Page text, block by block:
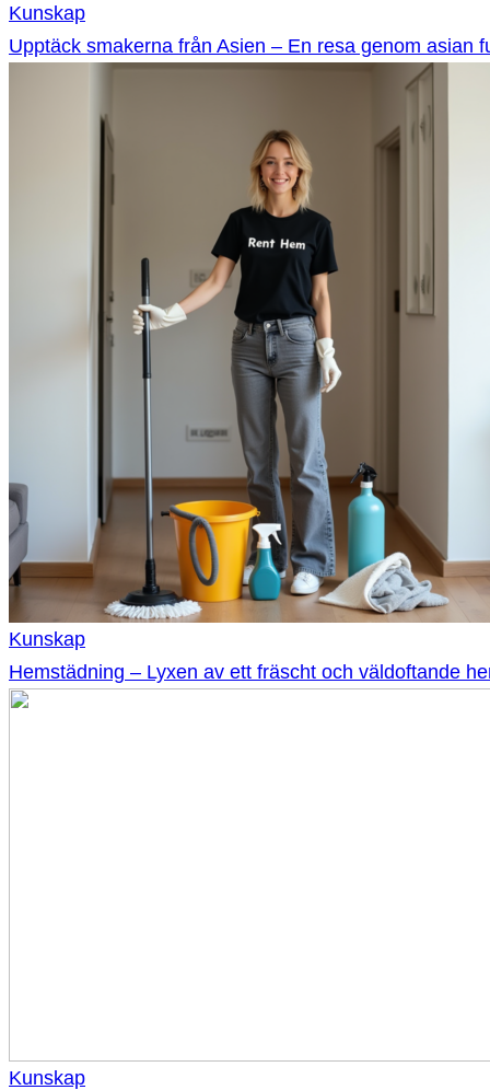
Kunskap
Upptäck smakerna från Asien – En resa genom asian
Kunskap
Hemstädning – Lyxen av ett fräscht och väldoftande
Kunskap